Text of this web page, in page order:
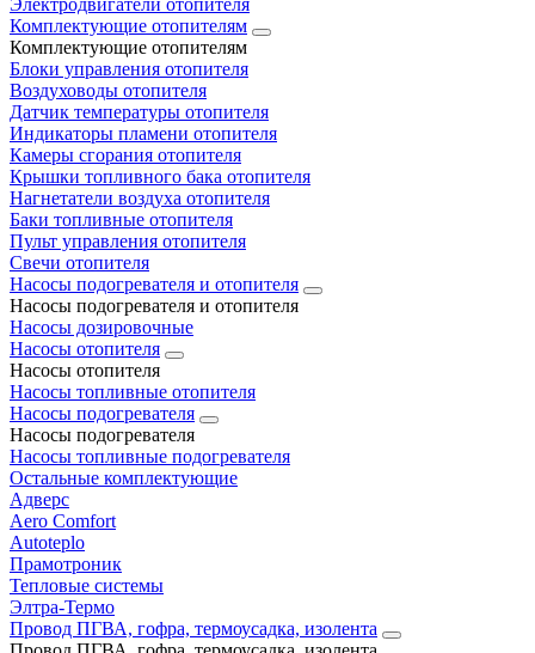
Электродвигатели отопителя
Комплектующие отопителям
Комплектующие отопителям
Блоки управления отопителя
Воздуховоды отопителя
Датчик температуры отопителя
Индикаторы пламени отопителя
Камеры сгорания отопителя
Крышки топливного бака отопителя
Нагнетатели воздуха отопителя
Баки топливные отопителя
Пульт управления отопителя
Свечи отопителя
Насосы подогревателя и отопителя
Насосы подогревателя и отопителя
Насосы дозировочные
Насосы отопителя
Насосы отопителя
Насосы топливные отопителя
Насосы подогревателя
Насосы подогревателя
Насосы топливные подогревателя
Остальные комплектующие
Адверс
Aero Comfort
Autoteplo
Прамотроник
Тепловые системы
Элтра-Термо
Провод ПГВА, гофра, термоусадка, изолента